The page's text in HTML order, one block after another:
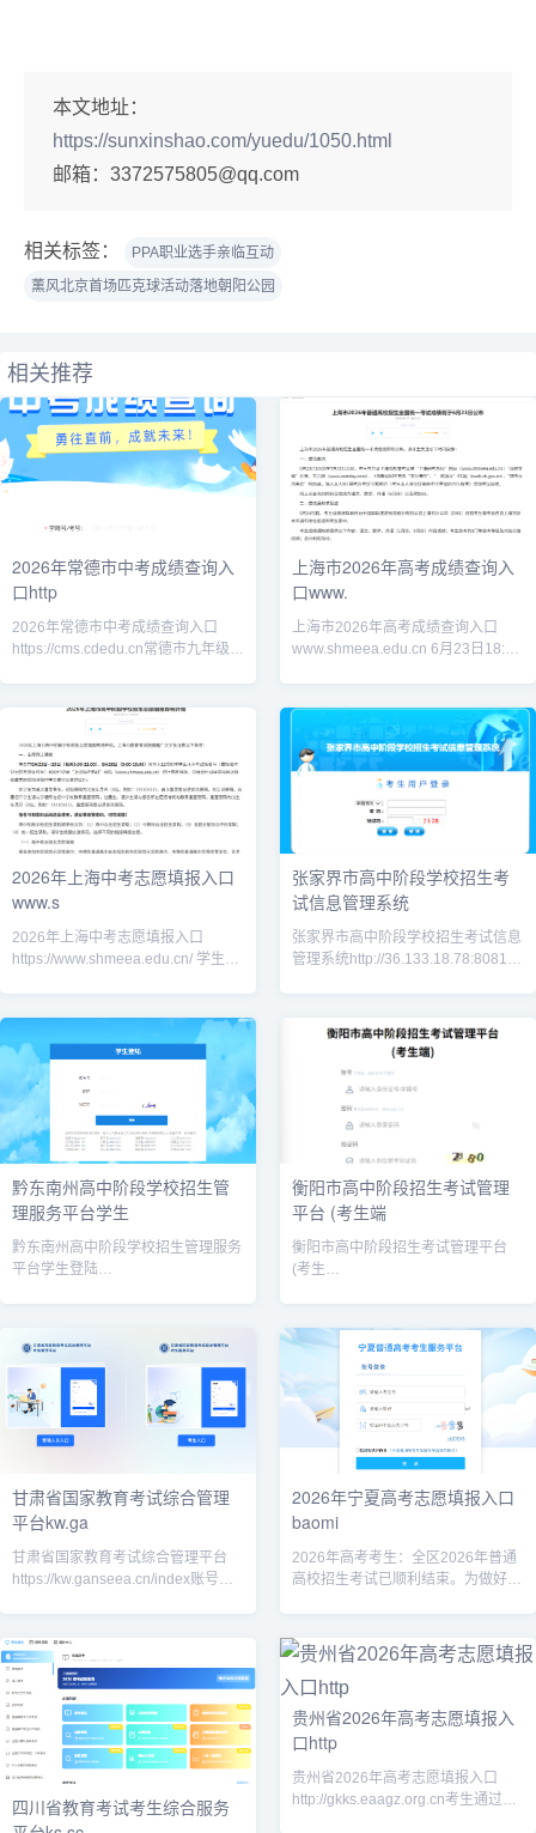
本文地址：
https://sunxinshao.com/yuedu/1050.html
邮箱： 3372575805@qq.com
相关标签：
PPA职业选手亲临互动
薰风北京首场匹克球活动落地朝阳公园
相关推荐
2026年常德市中考成绩查询入
口http
2026年常德市中考成绩查询入口
https://cms.cdedu.cn常德市九年级中
上海市2026年高考成绩查询入
口www.
上海市2026年高考成绩查询入口
www.shmeea.edu.cn 6月23日18:00
2026年上海中考志愿填报入口
www.s
2026年上海中考志愿填报入口
https://www.shmeea.edu.cn/ 学生须
张家界市高中阶段学校招生考
试信息管理系统
张家界市高中阶段学校招生考试信息
管理系统http://36.133.18.78:8081/
黔东南州高中阶段学校招生管
理服务平台学生
黔东南州高中阶段学校招生管理服务
平台学生登陆
衡阳市高中阶段招生考试管理
平台 (考生端
衡阳市高中阶段招生考试管理平台
(考生
甘肃省国家教育考试综合管理
平台kw.ga
甘肃省国家教育考试综合管理平台
https://kw.ganseea.cn/index账号：
录
2026年宁夏高考志愿填报入口
baomi
2026年高考考生：全区2026年普通
高校招生考试已顺利结束。为做好网
2026年志愿填报系统开放时
四川省教育考试考生综合服务
贵州省2026年高考志愿填报入
口http
贵州省2026年高考志愿填报入口
http://gkks.eaagz.org.cn考生通过贵